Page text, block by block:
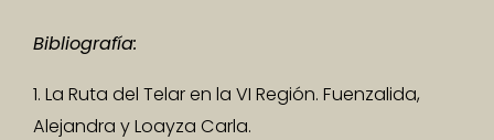
Bibliografía:
1. La Ruta del Telar en la VI Región. Fuenzalida,
Alejandra y Loayza Carla.